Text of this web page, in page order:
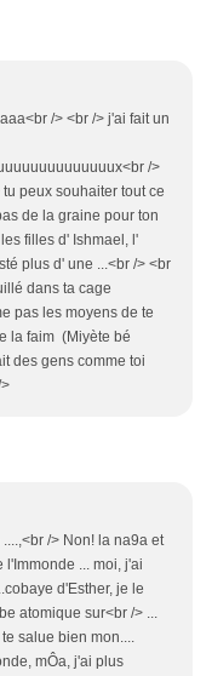
/> <br /> j'ai fait un
/>
peux souhaiter tout ce
de la graine pour ton
filles d' Ishmael, l'
plus d' une ...<br /> <br
dans ta cage
pas les moyens de te
la faim (Miyète bé
des gens comme toi
/> Non! la na9a et
l'Immonde ... moi, j'ai
d'Esther, je le
atomique sur<br /> ...
salue bien mon....
mÔa, j'ai plus